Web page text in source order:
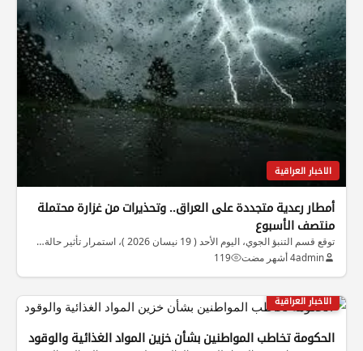
الاخبار العراقية
أمطار رعدية متجددة على العراق.. وتحذيرات من غزارة محتملة
منتصف الأسبوع
توقع قسم التنبؤ الجوي، اليوم الأحد ( 19 نيسان 2026 )، استمرار تأثير حالة…
admin4 أشهر مضت 119
الاخبار العراقية
الحكومة تخاطب المواطنين بشأن خزين المواد الغذائية والوقود